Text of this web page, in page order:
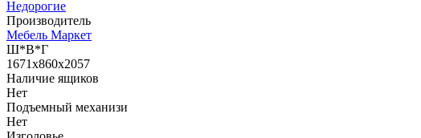
Недорогие
Производитель
Мебель Маркет
Ш*В*Г
1671x860x2057
Наличие ящиков
Нет
Подъемный механизи
Нет